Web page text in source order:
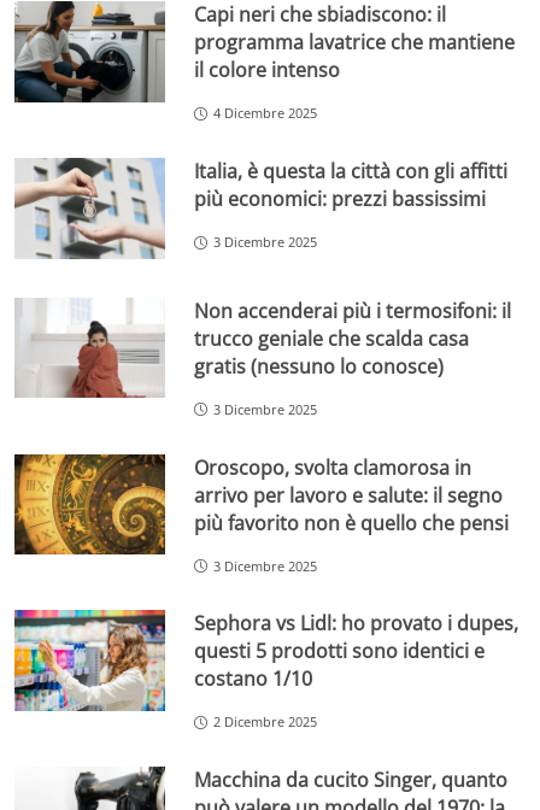
Capi neri che sbiadiscono: il
programma lavatrice che mantiene
il colore intenso
4 Dicembre 2025
Italia, è questa la città con gli affitti
più economici: prezzi bassissimi
3 Dicembre 2025
Non accenderai più i termosifoni: il
trucco geniale che scalda casa
gratis (nessuno lo conosce)
3 Dicembre 2025
Oroscopo, svolta clamorosa in
arrivo per lavoro e salute: il segno
più favorito non è quello che pensi
3 Dicembre 2025
Sephora vs Lidl: ho provato i dupes,
questi 5 prodotti sono identici e
costano 1/10
2 Dicembre 2025
Macchina da cucito Singer, quanto